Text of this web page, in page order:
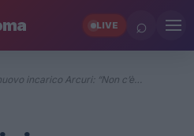
LIVE ⌕
incarico Arcuri: “Non c’è…